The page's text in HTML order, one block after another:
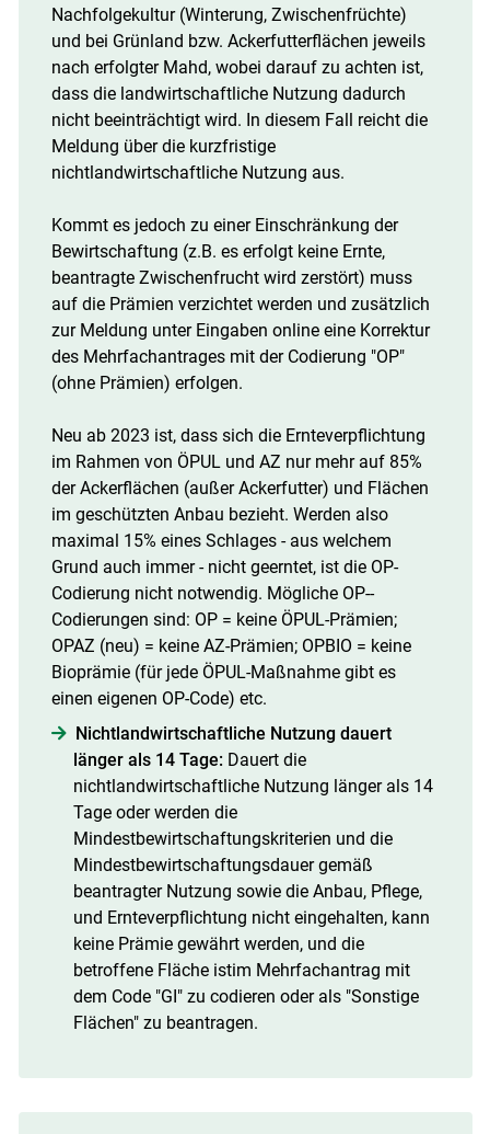
Skip to main content
Nachfolgekultur (Winterung, Zwischenfrüchte)
und bei Grünland bzw. Ackerfutterflächen jeweils
nach erfolgter Mahd, wobei darauf zu achten ist,
dass die landwirtschaftliche Nutzung dadurch
nicht beeinträchtigt wird. In diesem Fall reicht die
Meldung über die kurzfristige
nichtlandwirtschaftliche Nutzung aus.
Kommt es jedoch zu einer Einschränkung der
Bewirtschaftung (z.B. es erfolgt keine Ernte,
beantragte Zwischenfrucht wird zerstört) muss
auf die Prämien verzichtet werden und zusätzlich
zur Meldung unter Eingaben online eine Korrektur
des Mehrfachantrages mit der Codierung "OP"
(ohne Prämien) erfolgen.
Neu ab 2023 ist, dass sich die Ernteverpflichtung
im Rahmen von ÖPUL und AZ nur mehr auf 85%
der Ackerflächen (außer Ackerfutter) und Flächen
im geschützten Anbau bezieht. Werden also
maximal 15% eines Schlages - aus welchem
Grund auch immer - nicht geerntet, ist die OP­-
Codierung nicht notwendig. Mögliche OP-­
Codierungen sind: OP = keine ÖPUL­-Prämien;
OPAZ (neu) = keine AZ­-Prämien; OPBIO = keine
Bioprämie (für jede ÖPUL-­Maßnahme gibt es
einen eigenen OP­-Code) etc.
Nichtlandwirtschaftliche Nutzung dauert
länger als 14 Tage: Dauert die
nichtlandwirtschaftliche Nutzung länger als 14
Tage oder werden die
Mindestbewirtschaftungskriterien und die
Mindestbewirtschaftungsdauer gemäß
beantragter Nutzung sowie die Anbau­, Pflege­,
und Ernteverpflichtung nicht eingehalten, kann
keine Prämie gewährt werden, und die
betroffene Fläche istim Mehrfachantrag mit
dem Code "GI" zu codieren oder als "Sonstige
Flächen" zu beantragen.